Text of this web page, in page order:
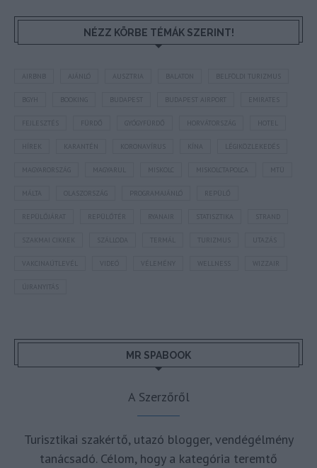
NÉZZ KÖRBE TÉMÁK SZERINT!
AUSZTRIA BALATON BELFÖLDI TURIZMUS
BUDAPEST BUDAPEST AIRPORT EMIRATES
FEJLESZTÉS HORVÁTORSZÁG HOTEL
KARANTÉN LÉGIKÖZLEKEDÉS
MAGYARORSZÁG MISKOLCTAPOLCA MTÜ
MÁLTA OLASZORSZÁG
REPÜLŐJÁRAT REPÜLŐTÉR STATISZTIKA STRAND
SZAKMAI CIKKEK SZÁLLODA TERMÁL TURIZMUS UTAZÁS
VAKCINAÚTLEVÉL WIZZAIR
ÚJRANYITÁS
MR SPABOOK
A Szerzőről
Turisztikai szakértő, utazó blogger, vendégélmény
tanácsadó. Célom, hogy a kategória teremtő